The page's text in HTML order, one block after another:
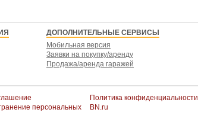
ДОПОЛНИТЕЛЬНЫЕ СЕРВИСЫ
Мобильная версия
Заявки на покупку/аренду
Продажа/аренда гаражей
персональных
Политика конфиденциальности
BN.ru